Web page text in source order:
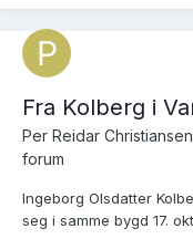
Fra Kolberg i
Per Reidar
forum
Ingeborg Olsdatter
seg i samme bygd 17.